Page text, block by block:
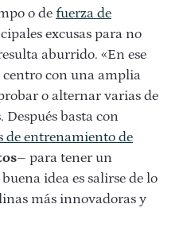
o de fuerza de
excusas para no
aburrido. «En ese
centro con una amplia
o alternar varias de
Después basta con
de entrenamiento de
– para tener un
idea es salirse de lo
más innovadoras y